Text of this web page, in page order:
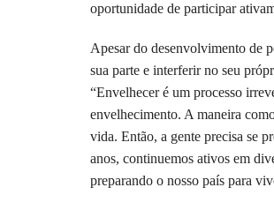
oportunidade de participar
Apesar do desenvolvimento de
sua parte e interferir no seu
“Envelhecer é um processo
envelhecimento. A maneira
vida. Então, a gente precisa se
anos, continuemos ativos em
preparando o nosso país para